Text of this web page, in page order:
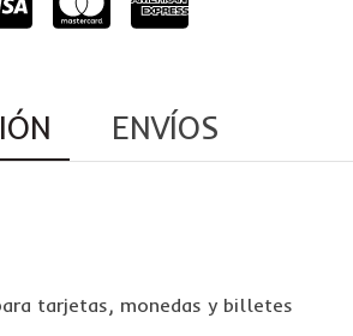
ENVÍOS
tarjetas, monedas y billetes